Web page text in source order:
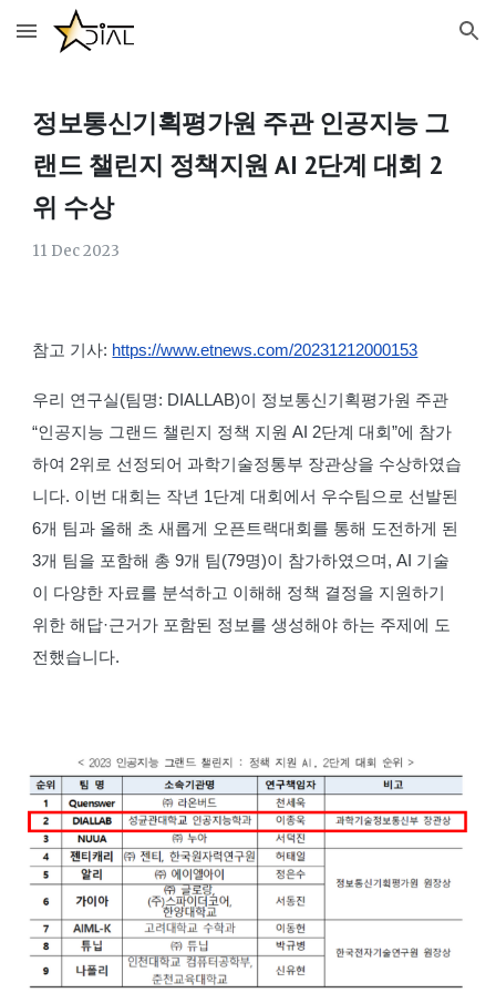
Skip to main content Skip to navigation
정보통신기획평가원 주관 인공지능 그
랜드 챌린지 정책지원 AI 2단계 대회 2
위 수상
11 Dec2023
참고 기사: https://www.etnews.com/20231212000153
우리 연구실(팀명: DIALLAB)이 정보통신기획평가원 주관
“인공지능 그랜드 챌린지 정책 지원 AI 2단계 대회”에 참가
하여 2위로 선정되어과학기술정통부 장관상을 수상하였습
니다. 이번 대회는 작년 1단계 대회에서 우수팀으로 선발된
6개 팀과 올해 초 새롭게 오픈트랙대회를 통해 도전하게 된
3개 팀을 포함해 총 9개 팀(79명)이 참가하였으며, AI 기술
이 다양한 자료를 분석하고 이해해 정책 결정을 지원하기
위한 해답·근거가 포함된 정보를 생성해야 하는 주제에 도
전했습니다.